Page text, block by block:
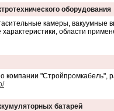
оборудования
камеры,
характеристики, области
компании "Стройпромкабель",
батарей